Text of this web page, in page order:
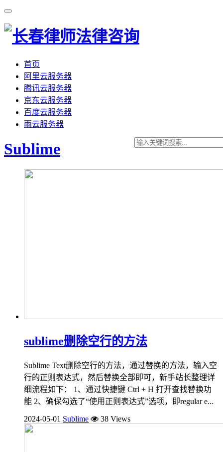
首页
阿里云服务器
腾讯云服务器
京东云服务器
百度云服务器
雨云服务器
Sublime
sublime删除空行的方法
Sublime Text删除空行的方法，通过替换的方法，输入空
行的正则表达式，然后替换全部即可，新手站长整理详
细流程如下： 1、通过快捷键 Ctrl + H 打开查找替换功
能 2、确保勾选了“使用正则表达式”选项，即regular e...
2024-05-01 Sublime 38 Views